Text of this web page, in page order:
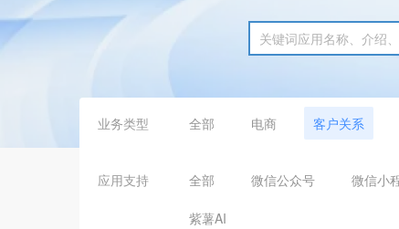
业务类型 全部 电商 客户关系
应用支持 全部 微信公众号 微信小
紫薯AI